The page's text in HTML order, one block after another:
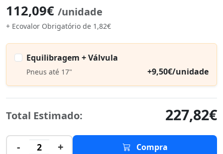
112,09€ /unidade
+ Ecovalor Obrigatório de 1,82€
Equilibragem + Válvula
Pneus até 17" +9,50€/unidade
Total Estimado: 227,82€
- 2 + Compra